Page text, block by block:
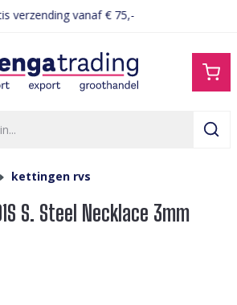
verzending vanaf € 75,-
kettingen rvs
S. Steel Necklace 3mm